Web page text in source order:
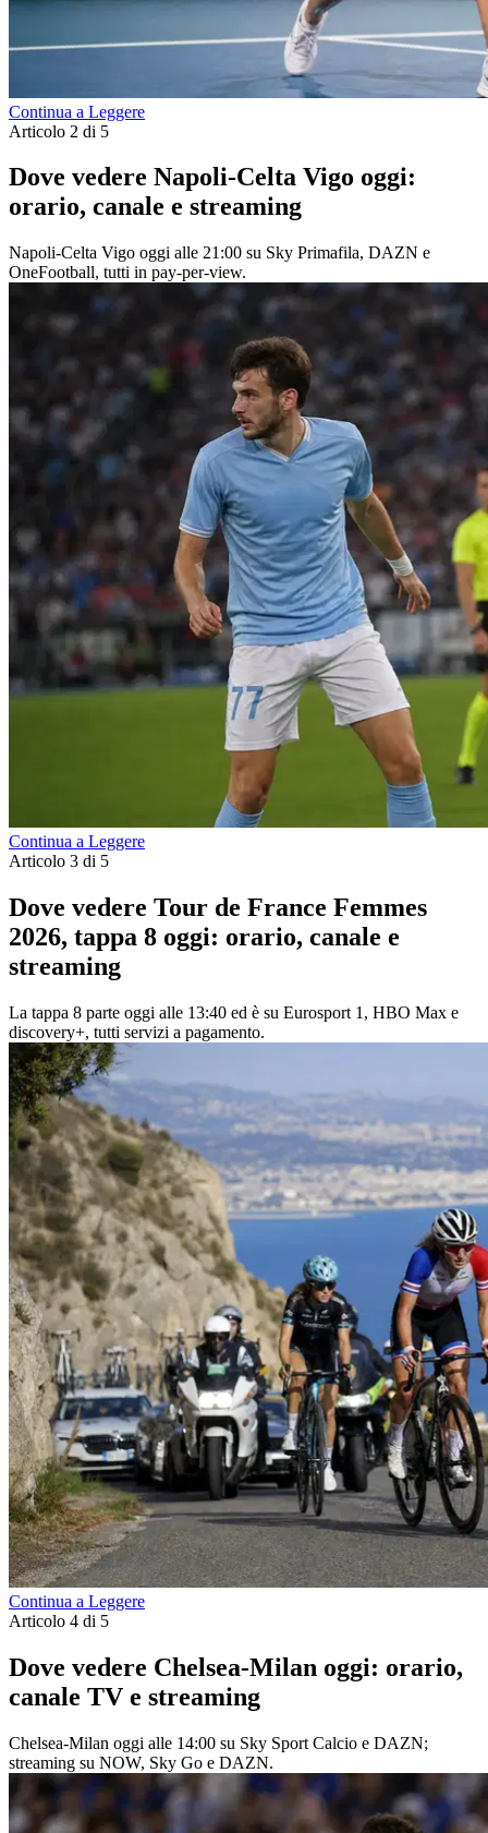
Continua a Leggere
Articolo 2 di 5
Dove vedere Napoli-Celta Vigo oggi:
orario, canale e streaming
Napoli-Celta Vigo oggi alle 21:00 su Sky Primafila, DAZN e
OneFootball, tutti in pay-per-view.
Continua a Leggere
Articolo 3 di 5
Dove vedere Tour de France Femmes
2026, tappa 8 oggi: orario, canale e
streaming
La tappa 8 parte oggi alle 13:40 ed è su Eurosport 1, HBO Max e
discovery+, tutti servizi a pagamento.
Continua a Leggere
Articolo 4 di 5
Dove vedere Chelsea-Milan oggi: orario,
canale TV e streaming
Chelsea-Milan oggi alle 14:00 su Sky Sport Calcio e DAZN;
streaming su NOW, Sky Go e DAZN.